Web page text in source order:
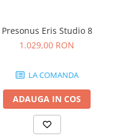
Presonus Eris Studio 8
1.029,00 RON
LA COMANDA
ADAUGA IN COS